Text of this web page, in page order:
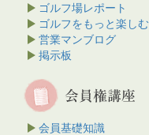
ゴルフ場レポート
ゴルフをもっと楽しむ
営業マンブログ
掲示板
会員基礎知識